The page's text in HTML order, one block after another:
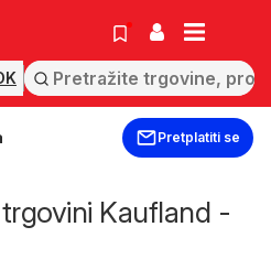
Pretplatiti se
Kaufland -